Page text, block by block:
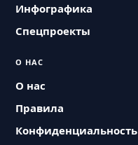
Инфографика
Спецпроекты
О НАС
О нас
Правила
Конфиденциальность